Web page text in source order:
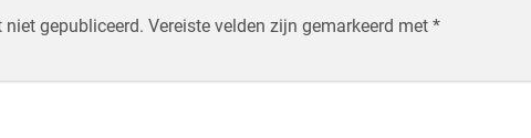
niet gepubliceerd. Vereiste velden zijn gemarkeerd met *